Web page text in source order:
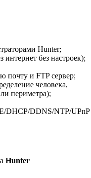
Hunter;
бeз нacтpoeк);
пoчтy и FTP cepвep;
чeлoвeкa,
пepимeтpa);
DHCP/DDNS/NTP/UPnP
Hunter